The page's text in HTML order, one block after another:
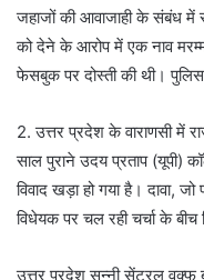
जहाजों की आवाजाही के संबंध में
को देने के आरोप में एक नाव
फेसबुक पर दोस्ती की थी।
2. उत्तर प्रदेश के वाराणसी में
साल पुराने उदय प्रताप (यूपी)
विवाद खड़ा हो गया है। दावा,
विधेयक पर चल रही चर्चा के
उत्तर प्रदेश सुन्नी सेंट्रल वक्फ